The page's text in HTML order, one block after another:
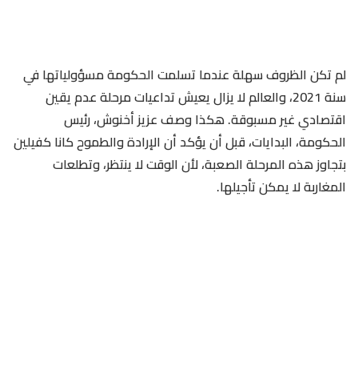
لم تكن الظروف سهلة عندما تسلمت الحكومة مسؤولياتها في
سنة 2021، والعالم لا يزال يعيش تداعيات مرحلة عدم يقين
اقتصادي غير مسبوقة. هكذا وصف عزيز أخنوش، رئيس
الحكومة، البدايات، قبل أن يؤكد أن الإرادة والطموح كانا كفيلين
بتجاوز هذه المرحلة الصعبة، لأن الوقت لا ينتظر، وتطلعات
المغاربة لا يمكن تأجيلها.